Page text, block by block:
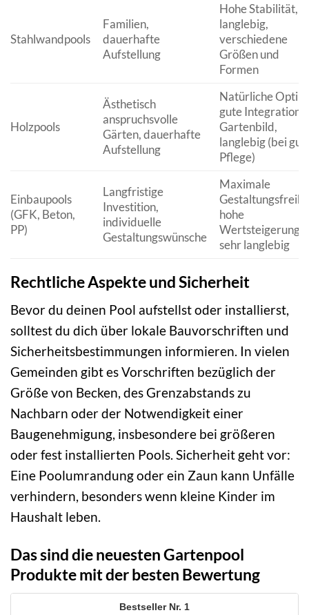
Stahlwandpools
Familien,
dauerhafte
Aufstellung
Hohe Stabilität,
langlebig,
verschiedene
Größen und
Formen
Holzpools
Ästhetisch
anspruchsvolle
Gärten, dauerhafte
Aufstellung
Natürliche Optik,
gute Integration
Gartenbild,
langlebig (bei
Pflege)
Einbaupools
(GFK, Beton,
PP)
Langfristige
Investition,
individuelle
Gestaltungswünsche
Maximale
hohe
Wertsteigerung,
sehr langlebig
Rechtliche Aspekte und Sicherheit
Bevor du deinen Pool aufstellst oder installierst,
solltest du dich über lokale Bauvorschriften und
Sicherheitsbestimmungen informieren. In vielen
Gemeinden gibt es Vorschriften bezüglich der
Größe von Becken, des Grenzabstands zu
Nachbarn oder der Notwendigkeit einer
Baugenehmigung, insbesondere bei größeren
oder fest installierten Pools. Sicherheit geht vor:
Eine Poolumrandung oder ein Zaun kann Unfälle
verhindern, besonders wenn kleine Kinder im
Haushalt leben.
Das sind die neuesten Gartenpool
Produkte mit der besten Bewertung
1